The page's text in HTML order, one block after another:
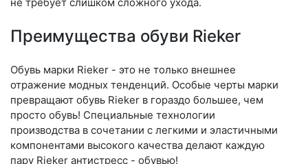
Преимущества обуви Rieker
Обувь марки Rieker - это не только внешнее
отражение модных тенденций. Особые черты марки
превращают обувь Rieker в гораздо большее, чем
просто обувь! Специальные технологии
производства в сочетании с легкими и эластичными
компонентами высокого качества делают каждую
пару Rieker антистресс - обувью!